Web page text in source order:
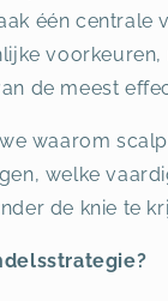
één centrale
de meest
waarom
welke
de knie te